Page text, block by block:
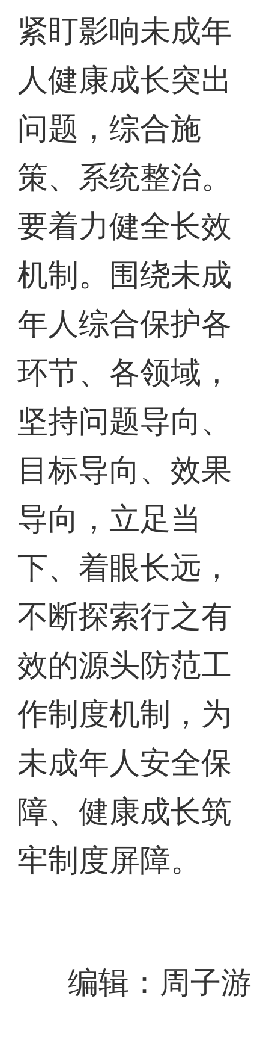
紧盯影响未成年
人健康成长突出
问题，综合施
策、系统整治。
要着力健全长效
机制。围绕未成
年人综合保护各
环节、各领域，
坚持问题导向、
目标导向、效果
导向，立足当
下、着眼长远，
不断探索行之有
效的源头防范工
作制度机制，为
未成年人安全保
障、健康成长筑
牢制度屏障。
编辑：周子游